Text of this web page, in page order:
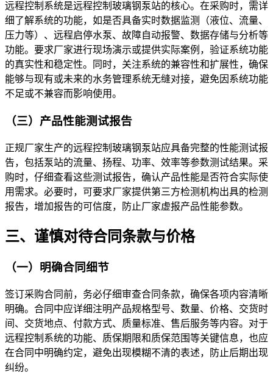
远程控制系统是远程控制玻璃钢泵站的核心。在采购时，需详
细了解系统的功能，如是否具备实时数据监测（液位、流量、
压力等）、远程启停水泵、故障自动报警、数据存储与分析等
功能。要求厂家进行现场演示或提供实际案例，验证系统功能
的真实性和稳定性。同时，关注系统的兼容性和扩展性，确保
能够与现有或未来的水务管理系统无缝对接，避免因系统功能
不足或不兼容而影响使用。
（三）产品性能测试报告
正规厂家生产的远程控制玻璃钢泵站应具备完整的性能测试报
告，包括泵站的流量、扬程、功率、效率等参数测试结果。采
购时，仔细查看这些测试报告，确认产品性能是否符合实际使
用需求。必要时，可要求厂家提供第三方检测机构出具的检测
报告，增加报告的可信度，防止厂家虚报产品性能参数。
三、谨慎对待合同条款与价格
（一）明确合同细节
签订采购合同前，务必仔细审查合同条款，确保各项内容清晰
明确。合同中应详细注明产品规格型号、数量、价格、交货时
间、交货地点、付款方式、质量标准、售后服务等内容。对于
远程控制系统的功能、质保期限和质保范围等关键信息，也应
在合同中明确约定，避免出现模糊不清的表述，防止后期出现
纠纷。